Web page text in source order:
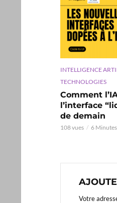
INTELLIGENCE
TECHNOLOGIES
Comment
l’interface
de demain
108 vues 6
Votre